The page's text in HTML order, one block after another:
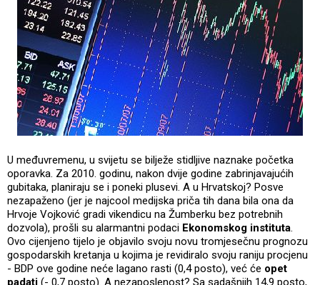
U međuvremenu, u svijetu se bilježe stidljive naznake početka
oporavka. Za 2010. godinu, nakon dvije godine zabrinjavajućih
gubitaka, planiraju se i poneki plusevi. A u Hrvatskoj? Posve
nezapaženo (jer je najcool medijska priča tih dana bila ona da
Hrvoje Vojković gradi vikendicu na Žumberku bez potrebnih
dozvola), prošli su alarmantni podaci Ekonomskog instituta.
Ovo cijenjeno tijelo je objavilo svoju novu tromjesečnu prognozu
gospodarskih kretanja u kojima je revidiralo svoju raniju procjenu
- BDP ove godine neće lagano rasti (0,4 posto), već će opet
padati (- 0,7 posto). A nezaposlenost? Sa sadašnjih 14,9 posto,